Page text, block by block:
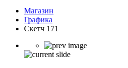
Магазин
Графика
Скетч 171